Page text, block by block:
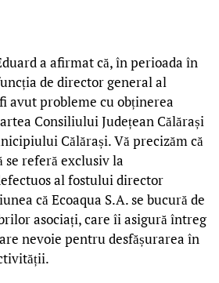
a afirmat că, în perioada în
de director general al
avut probleme cu obținerea
Consiliului Județean Călărași
Călărași. Vă precizăm că
se referă exclusiv la
al fostului director
că Ecoaqua S.A. se bucură de
asociați, care îi asigură întreg
nevoie pentru desfășurarea în